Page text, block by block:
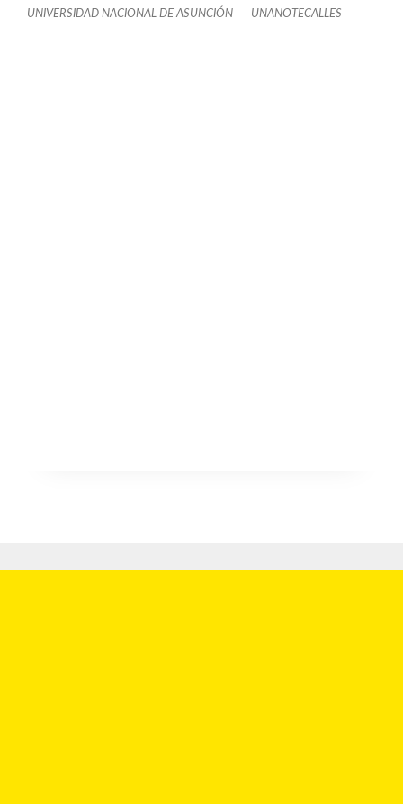
UNIVERSIDAD NACIONAL DE ASUNCIÓN UNANOTECALLES